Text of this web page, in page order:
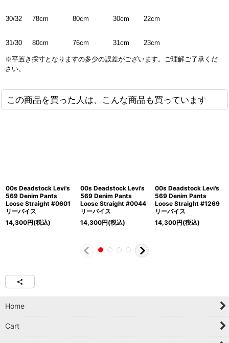
30/32 78cm 80cm 30cm 22cm
31/30 80cm 76cm 31cm 23cm
※平置き採寸となりますの多少の誤差がございます。ご理解ご了承くだ
さい。
この商品を買った人は、こんな商品も買っています
00s Deadstock Levi's
569 Denim Pants
Loose Straight #0601
リーバイス
14,300円(税込)
00s Deadstock Levi's
569 Denim Pants
Loose Straight #0044
リーバイス
14,300円(税込)
00s Deadstock Levi's
569 Denim Pants
Loose Straight #1269
リーバイス
14,300円(税込)
Home
Cart